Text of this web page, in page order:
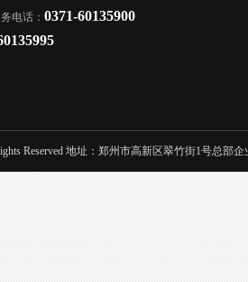
电话： 0371-60135900
Reserved 地址：郑州市高新区翠竹街1号